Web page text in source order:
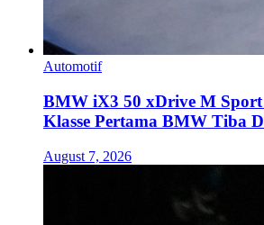
Automotif
BMW iX3 50 xDrive M Sport
Klasse Pertama BMW Tiba
August 7, 2026